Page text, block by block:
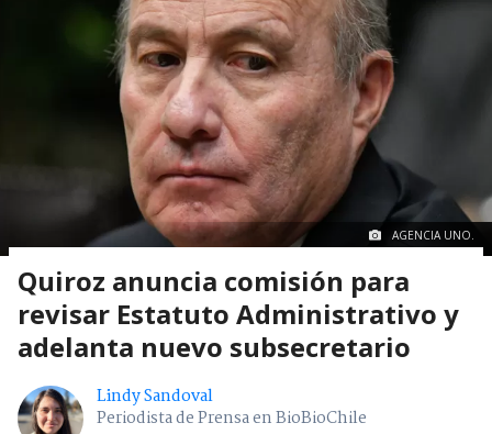
AGENCIA UNO.
Quiroz anuncia comisión para
revisar Estatuto Administrativo y
adelanta nuevo subsecretario
Lindy Sandoval
Periodista de Prensa en BioBioChile